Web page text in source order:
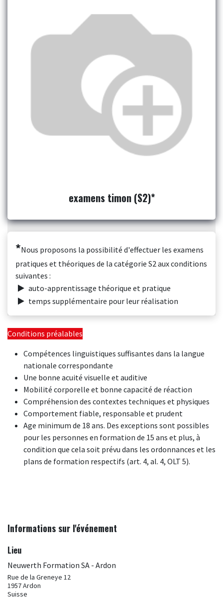
examens timon (S2)*
*Nous proposons la possibilité d'effectuer les examens
pratiques et théoriques de la catégorie S2 aux conditions
suivantes :
auto-apprentissage théorique et pratique
temps supplémentaire pour leur réalisation
Conditions préalables
Compétences linguistiques suffisantes dans la langue
nationale correspondante
Une bonne acuité visuelle et auditive
Mobilité corporelle et bonne capacité de réaction
Compréhension des contextes techniques et physiques
Comportement fiable, responsable et prudent
Age minimum de 18 ans. Des exceptions sont possibles
pour les personnes en formation de 15 ans et plus, à
condition que cela soit prévu dans les ordonnances et les
plans de formation respectifs (art. 4, al. 4, OLT 5).
Informations sur l'événement
Lieu
Neuwerth Formation SA - Ardon
Rue de la Greneye 12
1957 Ardon
Suisse